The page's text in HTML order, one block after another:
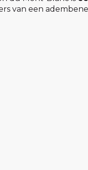
van een